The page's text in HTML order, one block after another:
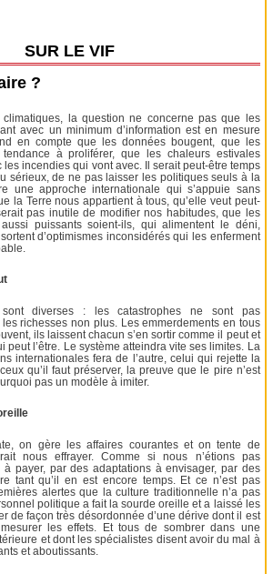
SUR LE VIF
?
climatiques, la question ne concerne pas que les
avec un minimum d’information est en mesure
en compte que les données bougent, que les
à proliférer, que les chaleurs estivales
les incendies qui vont avec. Il serait peut-être temps
sérieux, de ne pas laisser les politiques seuls à la
une approche internationale qui s’appuie sans
la Terre nous appartient à tous, qu’elle veut peut-
pas inutile de modifier nos habitudes, que les
puissants soient-ils, qui alimentent le déni,
d’optimismes inconsidérés qui les enferment
diverses : les catastrophes ne sont pas
richesses non plus. Les emmerdements en tous
ils laissent chacun s’en sortir comme il peut et
peut l’être. Le système atteindra vite ses limites. La
internationales fera de l’autre, celui qui rejette la
qu’il faut préserver, la preuve que le pire n’est
pas un modèle à imiter.
on gère les affaires courantes et on tente de
nous effrayer. Comme si nous n’étions pas
payer, par des adaptations à envisager, par des
tant qu’il en est encore temps. Et ce n’est pas
alertes que la culture traditionnelle n’a pas
politique a fait la sourde oreille et a laissé les
de façon très désordonnée d’une dérive dont il est
les effets. Et tous de sombrer dans une
et dont les spécialistes disent avoir du mal à
et aboutissants.